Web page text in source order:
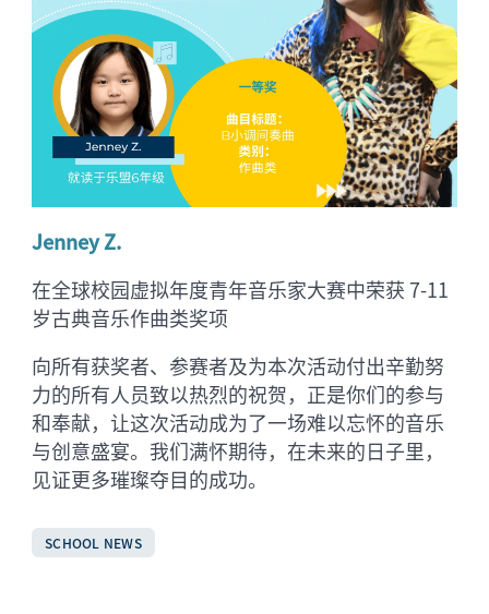
Jenney Z.
在全球校园虚拟年度青年音乐家大赛中荣获 7-11
岁古典音乐作曲类奖项
向所有获奖者、参赛者及为本次活动付出辛勤努
力的所有人员致以热烈的祝贺，正是你们的参与
和奉献，让这次活动成为了一场难以忘怀的音乐
与创意盛宴。我们满怀期待，在未来的日子里，
见证更多璀璨夺目的成功。
SCHOOL NEWS